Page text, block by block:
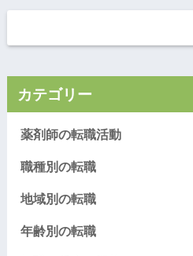
カテゴリー
薬剤師の転職活動
職種別の転職
地域別の転職
年齢別の転職